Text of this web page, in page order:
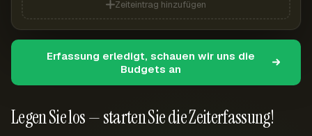
Legen Sie los — starten Sie die Zeiterfassung!
Zeiteintrag hinzufügen
Erfassung erledigt, schauen wir uns die
Budgets an